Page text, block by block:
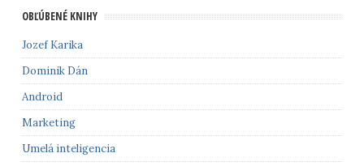
OBĽÚBENÉ KNIHY
Jozef Karika
Dominik Dán
Android
Marketing
Umelá inteligencia